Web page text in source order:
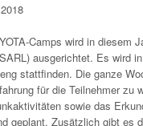
Camps wird in diesem
ausgerichtet. Es wird
stattfinden. Die ganze
für die Teilnehmer zu
sowie das
geplant. Zusätzlich gibt es